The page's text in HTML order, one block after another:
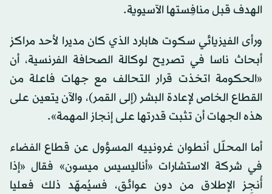
الهدف قبل منافِستها الآسيوية.
ورأى الفيزيائي سكوت هابارد الذي كان مديرا لأحد مراكز
أبحاث ناسا في تصريح لوكالة الصحافة الفرنسية، أن
«الحكومة اتخذت قرار التحالف مع جهات فاعلة من
القطاع الخاص لإعادة البشر (إلى القمر)، والآن يتعين على
هذه الجهات أن تثبت قدرتها على إنجاز المهمة».
أما المحلّل أنطوان غرونييه المسؤول عن قطاع الفضاء
في شركة الاستشارات «أناليسيس ميسون» فقال «إذا
أُنجِز الإطلاق من دون عوائق، فسيُمهّد ذلك فعليا